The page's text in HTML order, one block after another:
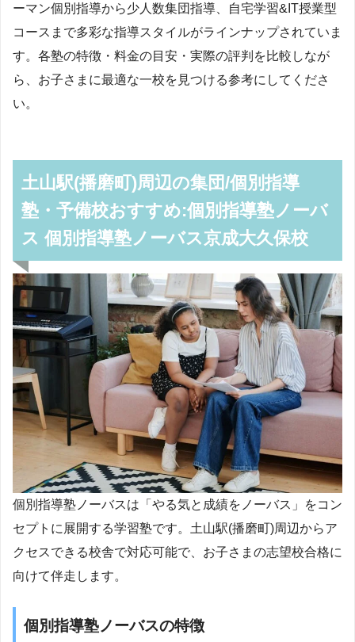
ーマン個別指導から少人数集団指導、自宅学習&IT授業型
コースまで多彩な指導スタイルがラインナップされていま
す。各塾の特徴・料金の目安・実際の評判を比較しなが
ら、お子さまに最適な一校を見つける参考にしてくださ
い。
土山駅(播磨町)周辺の集団/個別指導
塾・予備校おすすめ:個別指導塾ノーバ
ス 個別指導塾ノーバス京成大久保校
個別指導塾ノーバスは「やる気と成績をノーバス」をコン
セプトに展開する学習塾です。土山駅(播磨町)周辺からア
クセスできる校舎で対応可能で、お子さまの志望校合格に
向けて伴走します。
個別指導塾ノーバスの特徴